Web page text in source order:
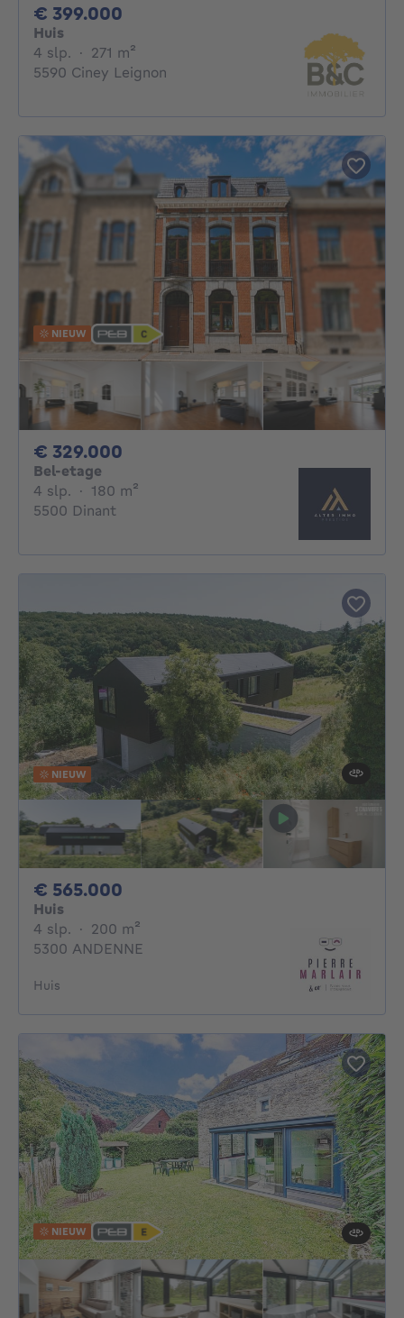
€ 399.000
Huis
4 slp. 4 slaapkamers
· 271 m²
5590 Ciney Leignon
NIEUW
€ 329.000
Bel-etage
4 slp. 4 slaapkamers
· 180 m²
5500 Dinant
NIEUW
€ 565.000
Huis
4 slp. 4 slaapkamers
· 200 m²
5300 ANDENNE
Huis
NIEUW